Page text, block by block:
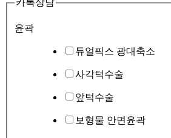
카톡상담
윤곽
듀얼픽스 광대축소
사각턱수술
앞턱수술
보형물 안면윤곽